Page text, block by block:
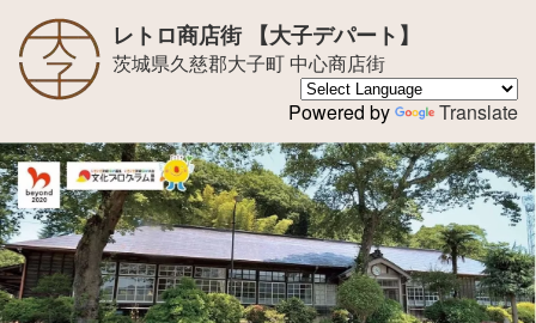
レトロ商店街 【大子デパート】
茨城県久慈郡大子町 中心商店街
Powered by
Translate